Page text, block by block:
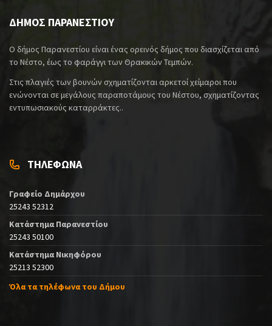
ΔΗΜΟΣ ΠΑΡΑΝΕΣΤΙΟΥ
Ο δήμος Παρανεστίου είναι ένας ορεινός δήμος που διασχίζεται από
το Νέστο, έως το φαράγγι των Θρακικών Τεμπών.
Στις πλαγιές των βουνών σχηματίζονται αρκετοί χείμαροι που
ενώνονται σε μεγάλους παραποτάμους του Νέστου, σχηματίζοντας
εντυπωσιακούς καταρράκτες..
ΤΗΛΕΦΩΝΑ
Γραφείο Δημάρχου
25243 52312
Κατάστημα Παρανεστίου
25243 50100
Κατάστημα Νικηφόρου
25213 52300
Όλα τα τηλέφωνα του Δήμου